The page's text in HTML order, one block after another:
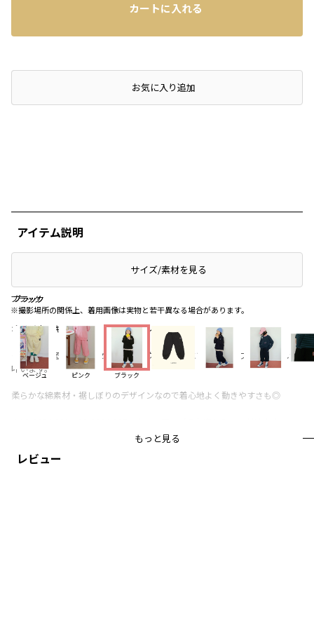
ブラック
※撮影場所の関係上、着用画像は実物と若干異なる場合があります。
ブラック
ブラック
ベージュ ピンク ブラック
レビュー
カートに入れる
店頭在庫を確認するお気に入り追加
アイテム説明
サイズ/素材を見る
オリジナルキャラのワッペンがポイント。
ゆとりのあるパンツもセンタータックがあることで絶妙にラフな着こなしが
叶います。
柔らかな綿素材・裾しぼりのデザインなので着心地よく動きやすさも◎
ブランド
シーズン
もっと見る